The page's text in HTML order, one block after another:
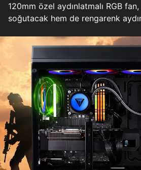
120mm özel aydınlatmalı RGB
soğutacak hem de rengarenk